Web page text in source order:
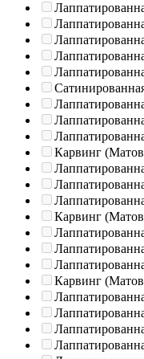
Карвинг
Карвинг
Карвинг